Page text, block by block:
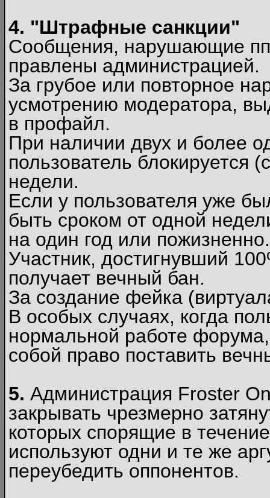
4. "Штрафные санкции"
Сообщения, нарушающие
правлены администрацией.
За грубое или повторное
усмотрению модератора,
в профайл.
При наличии двух и более
пользователь блокируется
недели.
Если у пользователя уже
быть сроком от одной
на один год или пожизненно.
Участник, достигнувший
получает вечный бан.
За создание фейка
В особых случаях, когда
нормальной работе
собой право поставить
5. Администрация Froster
закрывать чрезмерно
которых спорящие в
используют одни и те же
переубедить оппонентов.